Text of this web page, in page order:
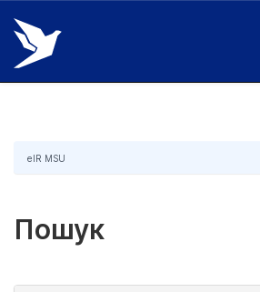
Skip
navigation
eIR MSU
Пошук